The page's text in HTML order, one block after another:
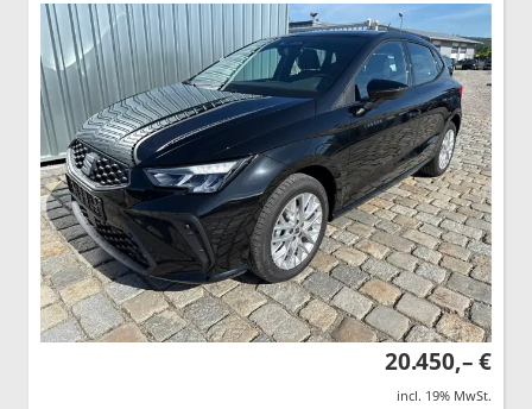
20.450,– €
incl. 19% MwSt.